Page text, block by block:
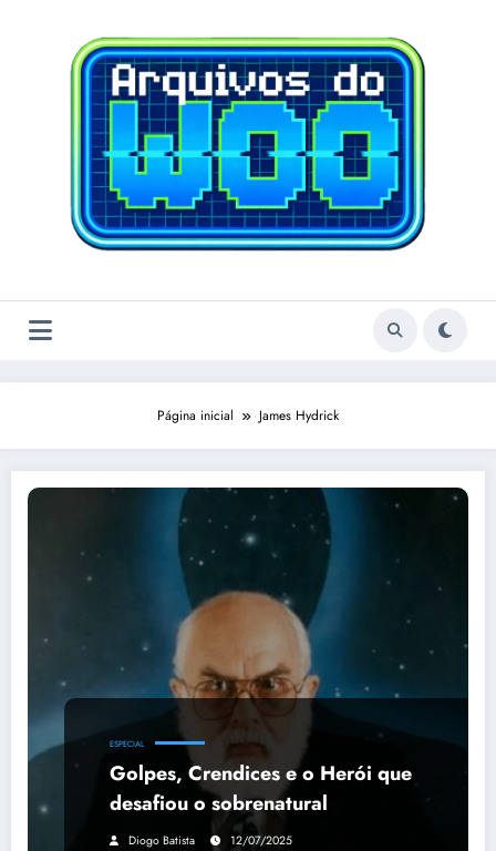
Página inicial James Hydrick
ESPECIAL
Golpes, Crendices e o Herói que
desafiou o sobrenatural
Diogo Batista 12/07/2025